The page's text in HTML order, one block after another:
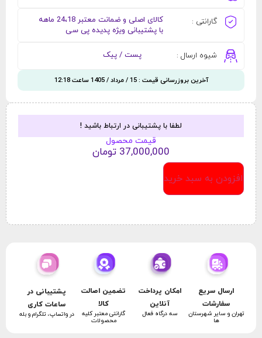
گارانتی :
کالای اصلی و ضمانت معتبر 24،18 ماهه
با پشتیبانی ویژه پدیده پی سی
شیوه ارسال : پست / پیک
آخرین بروزرسانی قیمت : 15 / مرداد / 1405 ساعت 12:18
لطفا با پشتیبانی در ارتباط باشید !
قیمت محصول
37,000,000 تومان
افزودن به سبد خرید
ارسال سریع
سفارشات
تهران و سایر شهرستان
ها
امکان پرداخت
آنلاین
سه درگاه فعال
تضمین اصالت
کالا
گارانتی معتبر کلیه
محصولات
پشتیبانی در
ساعات کاری
در واتساپ، تلگرام و بله